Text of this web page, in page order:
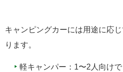
キャンピングカーには用途に応
ります。
軽キャンパー：1〜2人向けで